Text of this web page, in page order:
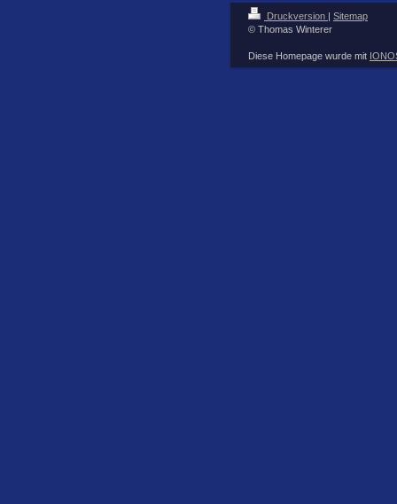
Druckversion | Sitemap
© Thomas Winterer
Diese Homepage wurde mit